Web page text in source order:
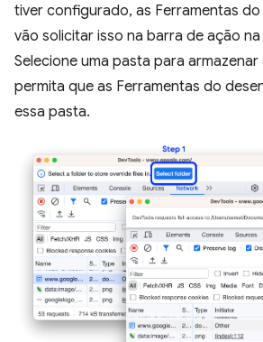
tiver configurado, as Ferramentas
vão solicitar isso na barra de ação
Selecione uma pasta para
permita que as Ferramentas do
essa pasta.